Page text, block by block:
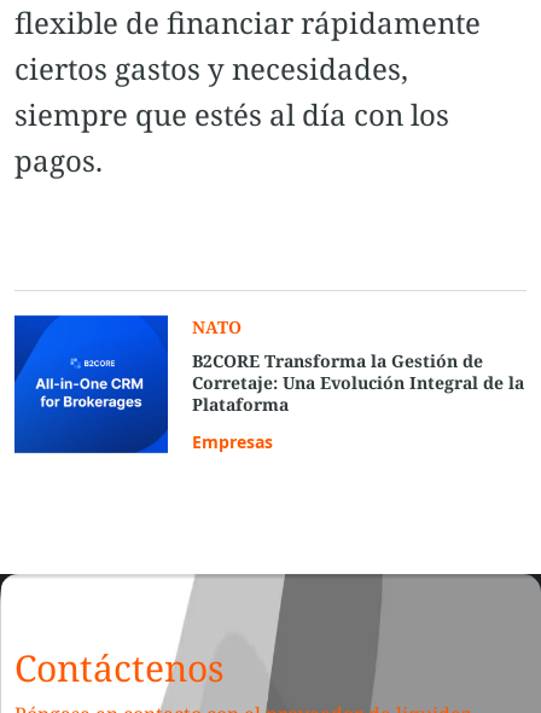
flexible de financiar rápidamente
ciertos gastos y necesidades,
siempre que estés al día con los
pagos.
NATO
B2CORE Transforma la Gestión de
Corretaje: Una Evolución Integral de la
Plataforma
Empresas
Contáctenos